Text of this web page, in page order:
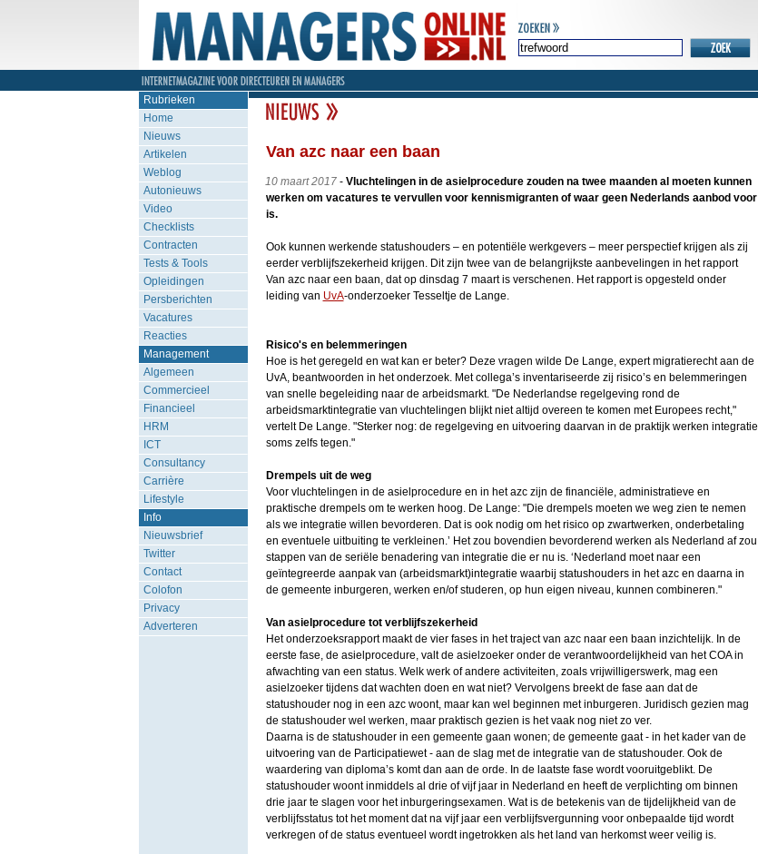
Rubrieken
Home
Nieuws
Artikelen
Weblog
Autonieuws
Video
Checklists
Contracten
Tests & Tools
Opleidingen
Persberichten
Vacatures
Reacties
Management
Algemeen
Commercieel
Financieel
HRM
ICT
Consultancy
Carrière
Lifestyle
Info
Nieuwsbrief
Twitter
Contact
Colofon
Privacy
Adverteren
Van azc naar een baan
10 maart 2017- Vluchtelingen in de asielprocedure zouden na twee maanden al moeten kunnen
werken om vacatures te vervullen voor kennismigranten of waar geen Nederlands aanbod voor
is.
Ook kunnen werkende statushouders – en potentiële werkgevers – meer perspectief krijgen als zij
eerder verblijfszekerheid krijgen. Dit zijn twee van de belangrijkste aanbevelingen in het rapport
Van azc naar een baan, dat op dinsdag 7 maart is verschenen. Het rapport is opgesteld onder
leiding van UvA-onderzoeker Tesseltje de Lange.
Risico's en belemmeringen
Hoe is het geregeld en wat kan er beter? Deze vragen wilde De Lange, expert migratierecht aan de
UvA, beantwoorden in het onderzoek. Met collega’s inventariseerde zij risico’s en belemmeringen
van snelle begeleiding naar de arbeidsmarkt. "De Nederlandse regelgeving rond de
arbeidsmarktintegratie van vluchtelingen blijkt niet altijd overeen te komen met Europees recht,"
vertelt De Lange. "Sterker nog: de regelgeving en uitvoering daarvan in de praktijk werken integratie
soms zelfs tegen."
Drempels uit de weg
Voor vluchtelingen in de asielprocedure en in het azc zijn de financiële, administratieve en
praktische drempels om te werken hoog. De Lange: "Die drempels moeten we weg zien te nemen
als we integratie willen bevorderen. Dat is ook nodig om het risico op zwartwerken, onderbetaling
en eventuele uitbuiting te verkleinen.’ Het zou bovendien bevorderend werken als Nederland af zou
stappen van de seriële benadering van integratie die er nu is. ‘Nederland moet naar een
geïntegreerde aanpak van (arbeidsmarkt)integratie waarbij statushouders in het azc en daarna in
de gemeente inburgeren, werken en/of studeren, op hun eigen niveau, kunnen combineren."
Van asielprocedure tot verblijfszekerheid
Het onderzoeksrapport maakt de vier fases in het traject van azc naar een baan inzichtelijk. In de
eerste fase, de asielprocedure, valt de asielzoeker onder de verantwoordelijkheid van het COA in
afwachting van een status. Welk werk of andere activiteiten, zoals vrijwilligerswerk, mag een
asielzoeker tijdens dat wachten doen en wat niet? Vervolgens breekt de fase aan dat de
statushouder nog in een azc woont, maar kan wel beginnen met inburgeren. Juridisch gezien mag
de statushouder wel werken, maar praktisch gezien is het vaak nog niet zo ver.
Daarna is de statushouder in een gemeente gaan wonen; de gemeente gaat - in het kader van de
uitvoering van de Participatiewet - aan de slag met de integratie van de statushouder. Ook de
waardering van diploma’s komt dan aan de orde. In de laatste fase wordt vooruitgeblikt. De
statushouder woont inmiddels al drie of vijf jaar in Nederland en heeft de verplichting om binnen
drie jaar te slagen voor het inburgeringsexamen. Wat is de betekenis van de tijdelijkheid van de
verblijfsstatus tot het moment dat na vijf jaar een verblijfsvergunning voor onbepaalde tijd wordt
verkregen of de status eventueel wordt ingetrokken als het land van herkomst weer veilig is.